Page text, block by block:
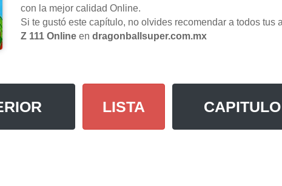
con la mejor calidad Online.
Si te gustó este capítulo, no olvides recomendar a todos tus
Z 111 Online en dragonballsuper.com.mx
LISTA